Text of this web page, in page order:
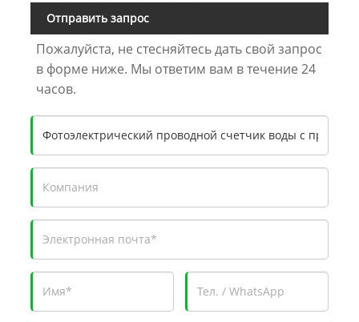
Отправить запрос
Пожалуйста, не стесняйтесь дать свой запрос
в форме ниже. Мы ответим вам в течение 24
часов.